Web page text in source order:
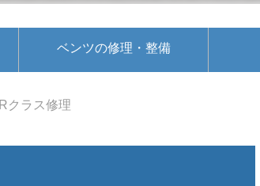
ベンツの修理・整備
Rクラス修理